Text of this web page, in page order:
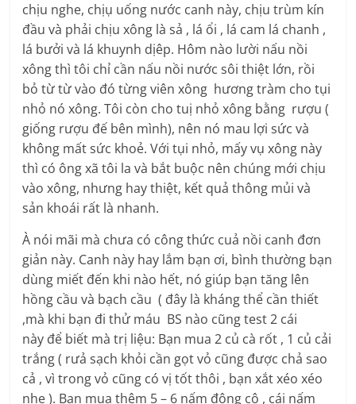
chịu nghe, chịụ uống nước canh này, chịu trùm kín
đầu và phải chịu xông là sả , lá ổi , lá cam lá chanh ,
lá bưởi và lá khuynh dịêp. Hôm nào lười nấu nồi
xông thì tôi chỉ cần nấu nồi nước sôi thiệt lớn, rồi
bỏ từ từ vào đó từng viên xông hương tràm cho tụi
nhỏ nó xông. Tôi còn cho tuị nhỏ xông bằng rượu (
giống rượu đế bên mình), nên nó mau lợi sức và
không mất sức khoẻ. Với tụi nhỏ, mấy vụ xông này
thì có ông xã tôi la và bắt buộc nên chúng mới chịu
vào xông, nhưng hay thiệt, kết quả thông mủi và
sản khoái rất là nhanh.
À nói mãi mà chưa có công thức cuả nồi canh đơn
giản này. Canh này hay lắm bạn ơi, bình thường bạn
dùng miết đến khi nào hết, nó giúp bạn tăng lên
hồng cầu và bạch cầu ( đây là kháng thể cần thiết
,mà khi bạn đi thử máu BS nào cũng test 2 cái
này để biết mà trị liệu: Bạn mua 2 củ cà rốt , 1 củ cải
trắng ( rưả sạch khỏi cần gọt vỏ cũng được chả sao
cả , vì trong vỏ cũng có vị tốt thôi , bạn xắt xéo xéo
nhe ). Bạn mua thêm 5 – 6 nấm đông cô , cái nấm